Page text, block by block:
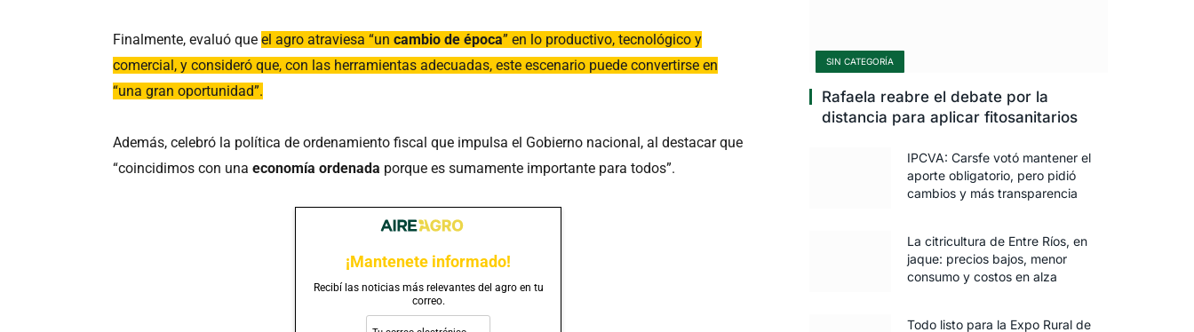
Finalmente, evaluó queel agro atraviesa “uncambio de época” en lo productivo, tecnológico y
comercial, y consideró que, con las herramientas adecuadas, este escenario puede convertirse en
“una gran oportunidad”.
Además, celebró la política de ordenamiento fiscal que impulsa el Gobierno nacional, al destacar que
“coincidimos con unaeconomía ordenada porque es sumamente importante para todos”.
¡Mantenete informado!
Recibí las noticias más relevantes del agro en tu
correo.
SIN CATEGORÍA
Rafaela reabre el debate por la
distancia para aplicar fitosanitarios
IPCVA: Carsfe votó mantener el
aporte obligatorio, pero pidió
cambios y más transparencia
La citricultura de Entre Ríos, en
jaque: precios bajos, menor
consumo y costos en alza
Todo listo para la Expo Rural de